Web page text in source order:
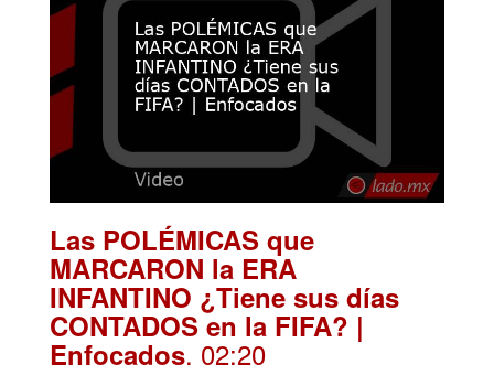
Las POLÉMICAS que
MARCARON la ERA
INFANTINO ¿Tiene sus días
CONTADOS en la FIFA? |
Enfocados. 02:20